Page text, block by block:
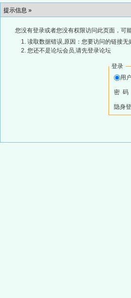
提示信息 »
您没有登录或者您没有权限访问此页面，可
读取数据错误,原因：您要访问的链接
您还不是论坛会员,请先登录论坛
登录
用
密 码
隐身